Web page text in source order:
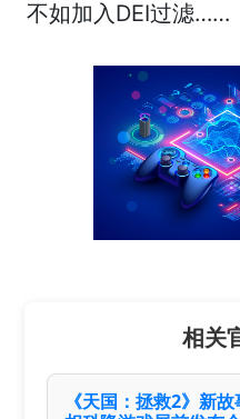
不如加入DEI过滤……
相关
《天国：拯救2》新